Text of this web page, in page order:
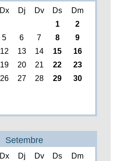
Dx Dj Dv Ds
Dm
1
2
5 6 7 8
9
12 13 14 15
16
19 20 21 22
23
26 27 28 29
30
Setembre
Dx Dj Dv Ds
Dm